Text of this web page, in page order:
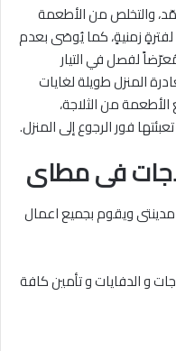
والتخلص من الأطعمة
زمنيةٍ، كما يُوصَى بعدم
لفصل في التيار
المنزل طويلة لغايات
من الثلاجة،
فور الرجوع إلى المنزل.
فى مطاى
مدينتى ويقوم بجميع اعمال
و الدفايات و تأمين كافة